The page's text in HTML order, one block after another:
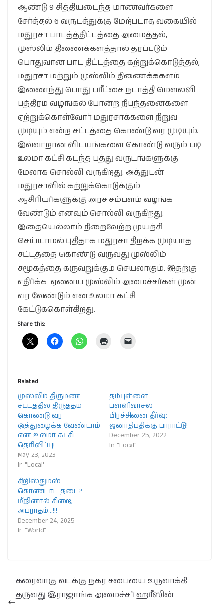
ஆண்டு 9 சித்திய‌டைந்த‌ மாண‌வ‌ர்க‌ளை
சேர்த்த‌ல் 6 வ‌ருட‌த்துக்கு மேற்ப‌டாத‌ வ‌கையில்
ம‌துர‌சா பாட‌த்த்திட்ட‌த்தை அமைத்த‌ல்,
முஸ்லிம் திணைக்க‌ள‌த்தால் த‌ர‌ப்ப‌டும்
பொதுவான‌ பாட‌ திட்ட‌த்தை க‌ற்றுக்கொடுத்த‌ல்,
ம‌துர‌சா ம‌ற்றும் முஸ்லிம் திணைக்க‌க‌ள‌ம்
இணைந்து பொது ப‌ரீட்சை ந‌டாத்தி மௌல‌வி
ப‌த்திர‌ம் வ‌ழ‌ங்க‌ல் போன்ற‌ நிப‌ந்த‌னைக‌ளை
ஏற்றுக்கொள்வோர் ம‌துர‌சாக்க‌ளை நிறுவ‌
முடியும் என்ற‌ ச‌ட்ட‌த்தை கொண்டு வ‌ர முடியும்.
இவ்வாறான‌ விட‌ய‌ங்க‌ளை கொண்டு வ‌ரும் ப‌டி
உல‌மா க‌ட்சி க‌ட‌ந்த‌ ப‌த்து வ‌ருட‌ங்க‌ளுக்கு
மேலாக‌ சொல்லி வ‌ருகிற‌து. அத்துட‌ன்
ம‌துர‌சாவில் க‌ற்றுக்கொடுக்கும்
ஆசிரிய‌ர்க‌ளுக்கு அர‌ச‌ ச‌ம்ப‌ள‌ம் வ‌ழ‌ங்க‌
வேண்டும் என‌வும் சொல்லி வ‌ருகிற‌து.
இதையெல்லாம் நிறைவேற்ற‌ முய‌ற்சி
செய்யாம‌ல் புதிதாக‌ ம‌துர‌சா திற‌க்க‌ முடியாத‌
ச‌ட்ட‌த்தை கொண்டு வ‌ருவ‌து முஸ்லிம்
ச‌மூக‌த்தை க‌ருவ‌றுக்கும் செய‌லாகும். இத‌ற்கு
எதிர்க்க‌ ஏனைய‌ முஸ்லிம் அமைச்ச‌ர்க‌ள் முன்
வ‌ர‌ வேண்டும் என‌ உல‌மா க‌ட்சி
கேட்டுக்கொள்கிற‌து.
Share this:
Related
முஸ்லிம் திருமண
சட்டத்தில் திருத்தம்
கொண்டு வர
ஒத்துழைக்க வேண்டாம்
என உலமா கட்சி
தெரிவிப்பு!
May 23, 2023
In "Local"
தம்புள்ளை
பள்ளிவாசல்
பிரச்சினை தீர்வு:
ஜனாதிபதிக்கு பாராட்டு!
December 25, 2022
In "Local"
கிறிஸ்துமஸ்
கொண்டாட தடை?
மீறினால் சிறை,
அபராதம்…!!!
December 24, 2025
In "World"
கரைவாகு வடக்கு நகர சபையை உருவாக்கி
தருவது இராஜாங்க அமைச்சர் ஹரீஸின்